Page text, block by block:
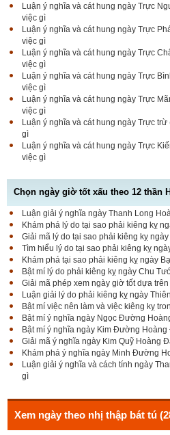
Luận ý nghĩa và cát hung ngày Trực
việc gì
Luận ý nghĩa và cát hung ngày Trực
việc gì
Luận ý nghĩa và cát hung ngày Trực
việc gì
Luận ý nghĩa và cát hung ngày Trực
việc gì
Luận ý nghĩa và cát hung ngày Trực
việc gì
Luận ý nghĩa và cát hung ngày Trực
gì
Luận ý nghĩa và cát hung ngày Trực
việc gì
Chọn ngày giờ tốt xấu theo 12 thần
Luận giải ý nghĩa ngày Thanh Long
Khám phá lý do tại sao phải kiêng kỵ
Giải mã lý do tại sao phải kiêng kỵ
Tìm hiểu lý do tại sao phải kiêng kỵ
Khám phá tại sao phải kiêng kỵ ngày
Bật mí lý do phải kiêng kỵ ngày Chu
Giải mã phép xem ngày giờ tốt dựa
Luận giải lý do phải kiêng kỵ ngày
Bật mí việc nên làm và việc kiêng kỵ
Bật mí ý nghĩa ngày Ngọc Đường
Bật mí ý nghĩa ngày Kim Đường Hoàng
Giải mã ý nghĩa ngày Kim Quỹ Hoàng
Khám phá ý nghĩa ngày Minh Đường
Luận giải ý nghĩa và cách tính ngày
gì
Xem ngày theo nhị thập bát tú
Luận bàn Sao
nghĩa Phòng Nhật
Bật mí Sao Đê tốt
Đê Thổ Lạc
Giải mã Sao Cang
nghĩa Cang Kim
nghĩa Giác Mộc